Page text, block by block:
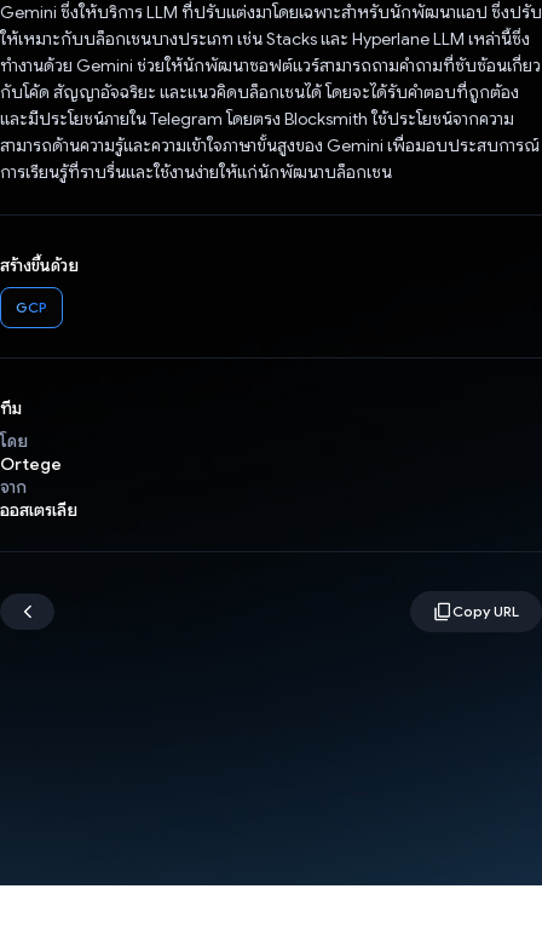
Gemini ซึ่งให้บริการ LLM ที่ปรับแต่งมาโดยเฉพาะสำหรับนักพัฒนาแอป ซึ่งปรับ
ให้เหมาะกับบล็อกเชนบางประเภท เช่น Stacks และ Hyperlane LLM เหล่านี้ซึ่ง
ทำงานด้วย Gemini ช่วยให้นักพัฒนาซอฟต์แวร์สามารถถามคำถามที่ซับซ้อนเกี่ยว
กับโค้ด สัญญาอัจฉริยะ และแนวคิดบล็อกเชนได้ โดยจะได้รับคำตอบที่ถูกต้อง
และมีประโยชน์ภายใน Telegram โดยตรง Blocksmith ใช้ประโยชน์จากความ
สามารถด้านความรู้และความเข้าใจภาษาขั้นสูงของ Gemini เพื่อมอบประสบการณ์
การเรียนรู้ที่ราบรื่นและใช้งานง่ายให้แก่นักพัฒนาบล็อกเชน
สร้างขึ้นด้วย
GCP
ทีม
โดย
Ortege
จาก
ออสเตรเลีย